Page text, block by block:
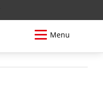
Menu